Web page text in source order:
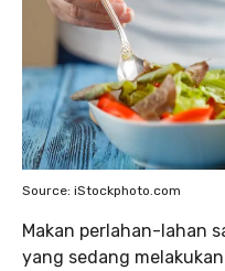
Source: iStockphoto.com
Makan perlahan-lahan
yang sedang